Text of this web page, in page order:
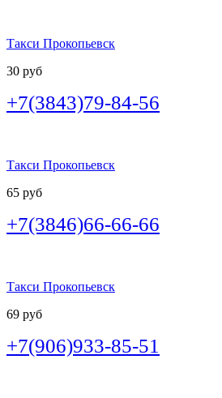
Такси Прокопьевск
30 руб
+7(3843)79-84-56
Такси Прокопьевск
65 руб
+7(3846)66-66-66
Такси Прокопьевск
69 руб
+7(906)933-85-51